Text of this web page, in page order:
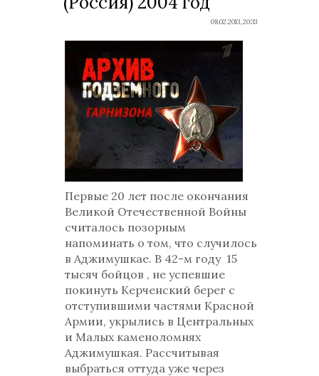
08.02.2013, 20:33
Первые 20 лет после окончания
Великой Отечественной Войны
считалось позорным
напоминать о том, что случилось
в Аджимушкае. В 42-м году 15
тысяч бойцов , не успевшие
покинуть Керченский берег с
отступившими частями Красной
Армии, укрылись в Центральных
и Малых каменоломнях
Аджимушкая. Рассчитывая
выбраться оттуда уже через